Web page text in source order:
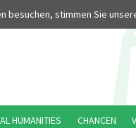
besuchen, stimmen Sie
HUMANITIES CHANCEN